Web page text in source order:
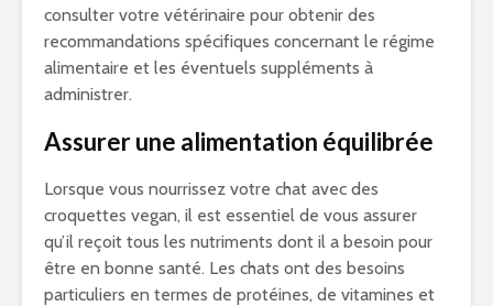
consulter votre vétérinaire pour obtenir des
recommandations spécifiques concernant le régime
alimentaire et les éventuels suppléments à
administrer.
Assurer une alimentation équilibrée
Lorsque vous nourrissez votre chat avec des
croquettes vegan, il est essentiel de vous assurer
qu’il reçoit tous les nutriments dont il a besoin pour
être en bonne santé. Les chats ont des besoins
particuliers en termes de protéines, de vitamines et